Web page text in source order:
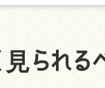
見られる